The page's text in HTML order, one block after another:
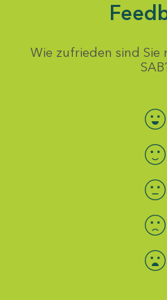
Wie zufrieden sind